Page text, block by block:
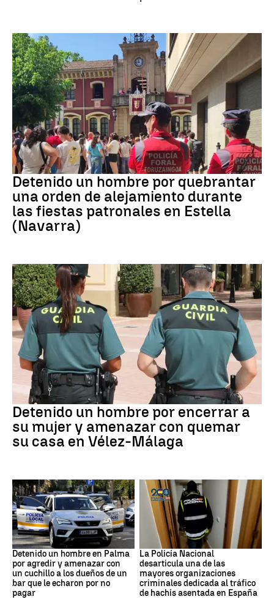
Detenido
Detenido un hombre por quebrantar
una orden de alejamiento durante
las fiestas patronales en Estella
(Navarra)
VIOLENCIA MACHISTA
Detenido un hombre por encerrar a
su mujer y amenazar con quemar
su casa en Vélez-Málaga
Detención
Detenido un hombre en Palma
por agredir y amenazar con
un cuchillo a los dueños de un
bar que le echaron por no
pagar
Narcotrafico
La Policía Nacional
desarticula una de las
mayores organizaciones
criminales dedicada al tráfico
de hachís asentada en España